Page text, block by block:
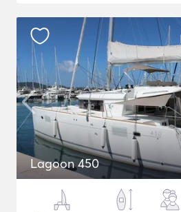
Lagoon 450